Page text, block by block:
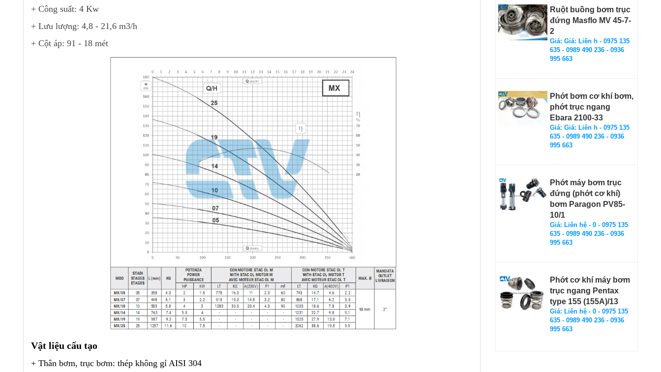
+ Công suất: 4 Kw
+ Lưu lượng: 4,8 - 21,6 m3/h
+ Cột áp: 91 - 18 mét
Vật liệu cấu tạo
+ Thân bơm, trục bơm: thép không gỉ AISI 304
Ruột buồng bơm trục
đứng Masflo MV 45-7-
2
Giá: Giá: Liên h - 0975 135
635 - 0989 490 236 - 0936
995 663
Phớt bơm cơ khí bơm,
phớt trục ngang
Ebara 2100-33
Giá: Giá: Liên h - 0975 135
635 - 0989 490 236 - 0936
995 663
Phớt máy bơm trục
đứng (phớt cơ khí)
bơm Paragon PV85-
10/1
Giá: Liên hệ - 0 - 0975 135
635 - 0989 490 236 - 0936
995 663
Phớt cơ khí máy bơm
trục ngang Pentax
type 155 (155A)/13
Giá: Liên hệ - 0 - 0975 135
635 - 0989 490 236 - 0936
995 663